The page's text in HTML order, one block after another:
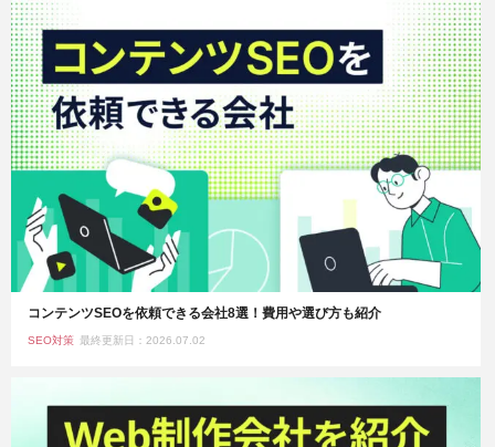
コンテンツSEOを依頼できる会社8選！費用や選び方も紹介
SEO対策 最終更新日：2026.07.02